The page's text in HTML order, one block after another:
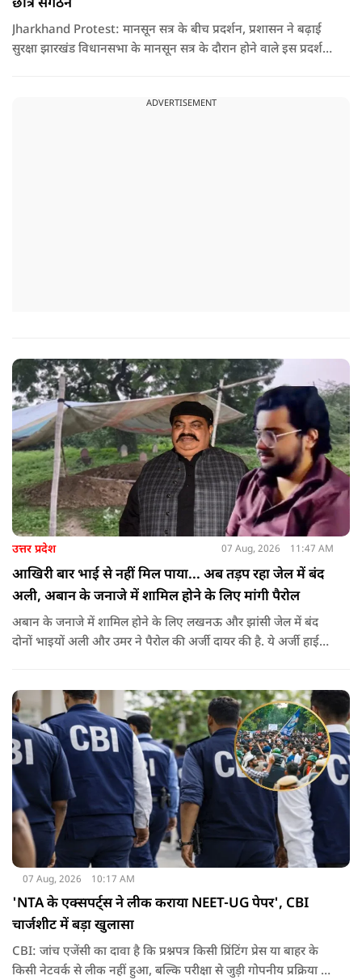
छात्र संगठन
Jharkhand Protest: मानसून सत्र के बीच प्रदर्शन, प्रशासन ने बढ़ाई
सुरक्षा झारखंड विधानसभा के मानसून सत्र के दौरान होने वाले इस प्रदर्शन
जनाधिकार महासभा के आह्वान पर आयोजित किया जा रहा है.
ADVERTISEMENT
उत्तर प्रदेश 07 Aug, 2026 11:47 AM
आखिरी बार भाई से नहीं मिल पाया... अब तड़प रहा जेल में बंद
अली, अबान के जनाजे में शामिल होने के लिए मांगी पैरोल
अबान के जनाजे में शामिल होने के लिए लखनऊ और झांसी जेल में बंद
दोनों भाइयों अली और उमर ने पैरोल की अर्जी दायर की है. ये अर्जी हाई
07 Aug, 2026 10:17 AM
'NTA के एक्सपर्ट्स ने लीक कराया NEET-UG पेपर', CBI
चार्जशीट में बड़ा खुलासा
CBI: जांच एजेंसी का दावा है कि प्रश्नपत्र किसी प्रिंटिंग प्रेस या बाहर के
किसी नेटवर्क से लीक नहीं हुआ, बल्कि परीक्षा से जुड़ी गोपनीय प्रक्रिया में